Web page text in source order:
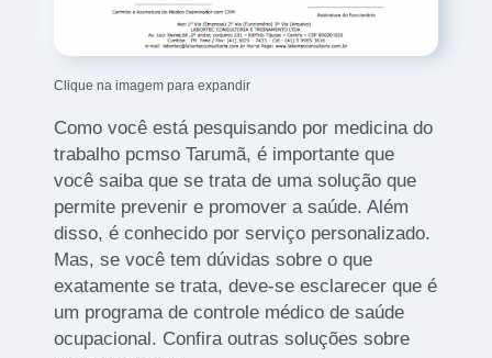
Clique na imagem para expandir
Como você está pesquisando por medicina do
trabalho pcmso Tarumã, é importante que
você saiba que se trata de uma solução que
permite prevenir e promover a saúde. Além
disso, é conhecido por serviço personalizado.
Mas, se você tem dúvidas sobre o que
exatamente se trata, deve-se esclarecer que é
um programa de controle médico de saúde
ocupacional. Confira outras soluções sobre